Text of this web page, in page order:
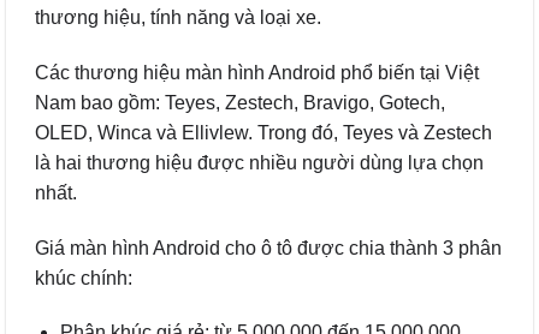
thương hiệu, tính năng và loại xe.
Các thương hiệu màn hình Android phổ biến tại Việt
Nam bao gồm: Teyes, Zestech, Bravigo, Gotech,
OLED, Winca và Ellivlew. Trong đó, Teyes và Zestech
là hai thương hiệu được nhiều người dùng lựa chọn
nhất.
Giá màn hình Android cho ô tô được chia thành 3 phân
khúc chính: